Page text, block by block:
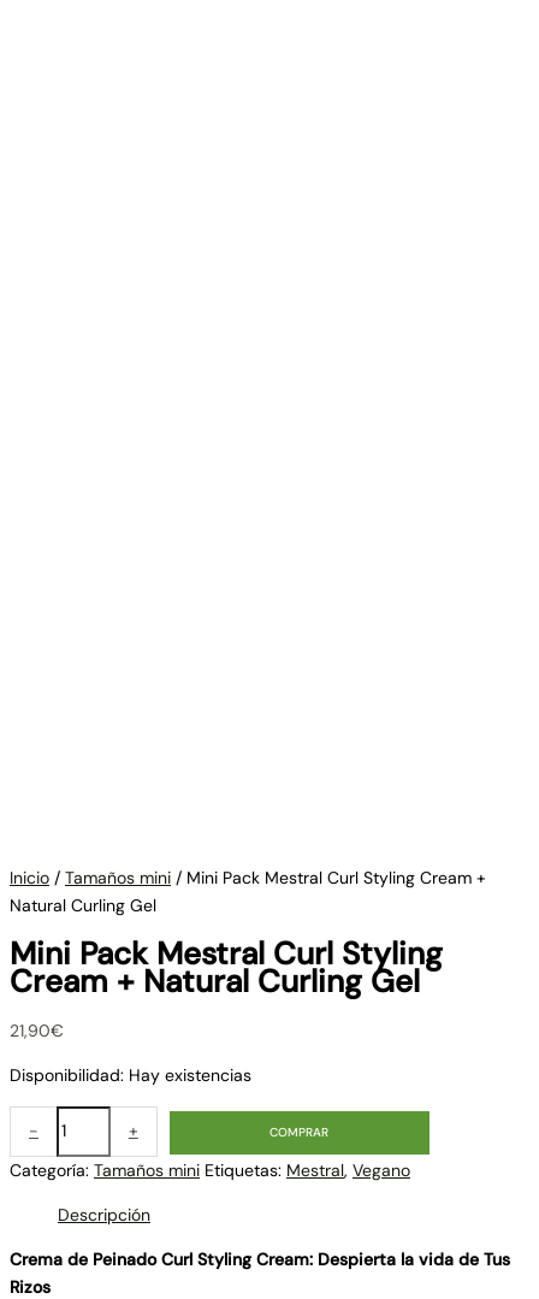
Inicio / Tamaños mini / Mini Pack Mestral Curl Styling Cream +
Natural Curling Gel
Mini Pack Mestral Curl Styling
Cream + Natural Curling Gel
21,90€
Disponibilidad: Hay existencias
- + COMPRAR
Categoría: Tamaños mini Etiquetas: Mestral, Vegano
Descripción
Crema de Peinado Curl Styling Cream: Despierta la vida de Tus
Rizos